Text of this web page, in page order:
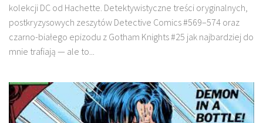
kolekcji DC od Hachette. Detektywistyczne treści oryginalnych,
postkryzysowych zeszytów Detective Comics #569–574 oraz
czarno-białego epizodu z Gotham Knights #25 jak najbardziej do
mnie trafiają — ale to...